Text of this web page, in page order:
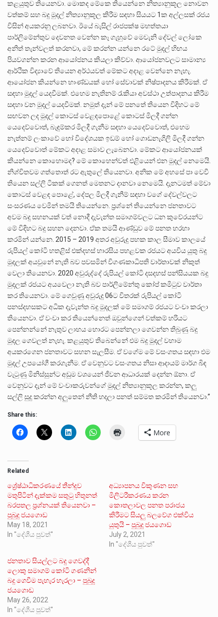
කළයුතුව තියෙනවා. මොකද මේකෙ තියෙන්නෙ නිත්‍යානුකූල නොවන
වත්කම් සහ බදු මුදල් නිත්‍යානුකූල කිරීම සඳහා සියයට 1ක අල්ලසක් රජය
විසින් අයකරනු ලබනවා. ඊයේ බැසිල් රාජපක්ෂ මහත්තයා
පාර්ලිමේන්තුව දෙවනත වෙන්න කෑ ගැහුවේ මෙවැනි දේවල් ලෝකෙ
අනිත් තැන්වලත් කරනවා, මේ කරන්න යන්නෙ රටේ මුදල් හිඟය
පියවගන්න කරන ආයෝජනය කියලා කිව්වා. ආයෝජනවලට සාමාන්‍ය
ආර්ථික විද්‍යාවේ තියෙන අර්ථයවත් මේකට අදාළ වෙන්නෙ නැහැ.
ආයෝජන කියන්නෙ භාණ්ඩයක් හෝ සේවාවක් නිෂ්පාදනය කිරීමක්. ඒ
සඳහා මුදල් යෙදවීමක්. එහෙම නැතිනම් රැකියා අවස්ථා උත්පාදනය කිරීම
සඳහා වන මුදල් යෙදවීමක්. නමුත් දැන් මේ පනතේ තියෙන විදිහට මේ
සඟවන ලද මුදල් කොටස් වෙළඳපොළේ කොටස් මිලදී ගන්න
යෙදෙව්වොත්, බැඳුම්කර මිලදී ගැනීම සඳහා යෙදෙව්වොත්, එහෙම
නැත්නම් ලංකාවේ හෝ විදේශයක ඉඩම් හෝ ගොඩනැගිලි මිලදී ගන්න
යෙදෙව්වොත් මේකට අදාළ සමාව ලැබෙනවා. මේකට ආයෝජනයක්
කියන්නෙ කොහොමද? මේ කොහෙන්වත් එළියෙන් එන මුදල් නෙමෙයි.
නිශ්චිතවම ගත්තොත් රට ඇතුලේ තියෙනවා. අනික මේ අහසේ පා වෙවී
තියෙන සල්ලි ටිකක් ගෙනත් මෙතනට දානවා නෙමෙයි. දැනටමත් මේවා
කොටස් වෙළඳ පොළේ, දේපල මිලදී ගැනීම් සඳහා වගේ දේවල්වලට
සංසරණය වෙමින් තමයි තියෙන්නෙ. ප්‍රශ්නේ තියෙන්නෙ ජනතාවට
අවම බදු සහනයක් වත් නොදී දැවැන්ත සමාගම්වලට ධන කුවේරයන්ට
මේ විදිහට බදු සහන දෙනවා. ඒක තමයි ආණ්ඩුව මේ පනත හරහා
කරමින් යන්නෙ. 2015 – 2019 අතර අවුරුදු පහක කාල සීමාව කාලයේ
රුපියල් කෝටි හතළිස් එක්දහස් හාරසිය පහළවක රජයට අයවිය යුතු බදු
මුදලක් අයවුනේ නැති බව පවසමින් විගණකාධිපති වාර්තාවක් නිකුත්
වෙලා තියෙනවා. 2020 අවුරුද්දේ රුපියල් කෝටි දසදහස් පන්සියයක බදු
මුදලක් රජයට අයවෙලා නැති බව පාර්ලිමේන්තු කෝප් කමිටුව වාර්තා
කර තියෙනවා. මේ ගෙවුණු අවුරුදු 06ට විතරක් රුපියල් කෝටි
පනස්දහසකට අධික දැවැන්ත බදු මුදලක් මේ සමාගම් රජයට වංචා කරලා
තියෙනවා. ඒ වංචා කර තියෙන්නෙත් ඔවුන්ගෙන් වත්කම් හරියට
පෙන්නන්නේ නැතුව ලාභය හොරට පෙන්නලා ගෙවන්න තිබුණු බදු
මුදල ගෙවලත් නැහැ. කළයුතුව තිබෙන්නේ එම බදු මුදල් වහාම
අයකරගෙන ජනතාවට සහන සැලසීම. ඒ වගේම මේ වසංගතය සඳහා එම
මුදල් උපයෝගී කරගැනීම. ඒ වෙනුවට වසංගතය නිසා ආදායම් මාර්ග බිඳ
වැටුණු මිනිස්සුන්ට අඩුම වශයෙන් ජීවන ආධාරයක් දෙන්න ඕනා. ඒ
වෙනුවට දැන් මේ වංචාකරුවන්ගේ මුදල් නිත්‍යානුකූල කරන්න, කලු
සල්ලි සුදු කරන්න අලුතෙන් නීති හදලා පනත් සම්මත කරමින් තියෙනවා.”
Share this:
More
Related
ශ්‍රේෂ්ඨාධිකරණයේ තීන්දුව
මතුපිටින් දැක්කම සතුටු හිතුනත්
බරපතල ප්‍රශ්නයක් තියෙනවා –
පුබුදු ජයගොඩ
May 18, 2021
In "දේශීය පුවත්"
අධ්‍යාපනය විකුණන සහ
මිලිටරීකරණය කරන
කොතලාවල පනත පරාජය
කිරීමට සියලු බලවේග එක්විය
යුතුයි – පුබුදු ජයගොඩ
July 2, 2021
In "දේශීය පුවත්"
ජනතාව සියල්ලට බදු ගෙවද්දී
ලොකු සමාගම් කෝටි ගණනින්
බදු ගෙවීම පැහැර හැරලා – පුබුදු
ජයගොඩ
May 26, 2022
In "දේශීය පුවත්"